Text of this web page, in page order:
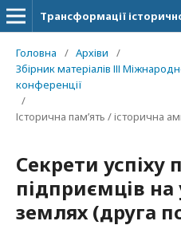
Трансформації
Головна / Архіви
/
Збірник матеріалів ІІІ
конференції
/
Історична пам’ять / історична
Секрети успіху
підприємців на
землях (друга